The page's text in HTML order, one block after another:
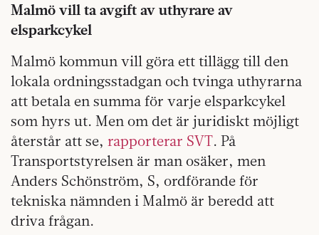
Malmö vill ta avgift av uthyrare av
elsparkcykel
Malmö kommun vill göra ett tillägg till den
lokala ordningsstadgan och tvinga uthyrarna
att betala en summa för varje elsparkcykel
som hyrs ut. Men om det är juridiskt möjligt
återstår att se, rapporterar SVT. På
Transportstyrelsen är man osäker, men
Anders Schönström, S, ordförande för
tekniska nämnden i Malmö är beredd att
driva frågan.